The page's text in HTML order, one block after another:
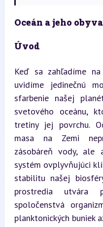
Oceán a jeho
Úvod
Keď sa zahľadíme
uvidíme jedinečnú
sfarbenie našej
svetového oceánu,
tretiny jej povrchu.
masa na Zemi
zásobáreň vody, ale
systém ovplyvňujúci
stabilitu našej
prostredia utvára
spoločenstvá
planktonických buniek